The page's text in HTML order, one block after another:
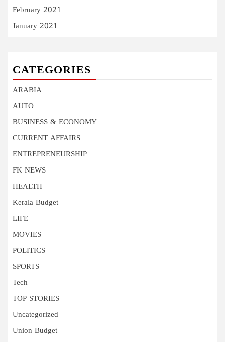
February 2021
January 2021
CATEGORIES
ARABIA
AUTO
BUSINESS & ECONOMY
CURRENT AFFAIRS
ENTREPRENEURSHIP
FK NEWS
HEALTH
Kerala Budget
LIFE
MOVIES
POLITICS
SPORTS
Tech
TOP STORIES
Uncategorized
Union Budget